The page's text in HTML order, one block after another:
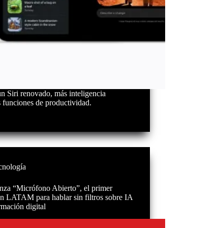
Siri renovado, más inteligencia
de productividad.
“Micrófono Abierto”, el primer
LATAM para hablar sin filtros sobre IA
digital